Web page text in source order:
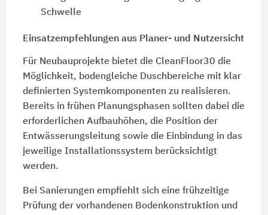
Schwelle
Einsatzempfehlungen aus Planer- und Nutzersicht
Für Neubauprojekte bietet die CleanFloor30 die
Möglichkeit, bodengleiche Duschbereiche mit klar
definierten Systemkomponenten zu realisieren.
Bereits in frühen Planungsphasen sollten dabei die
erforderlichen Aufbauhöhen, die Position der
Entwässerungsleitung sowie die Einbindung in das
jeweilige Installationssystem berücksichtigt
werden.
Bei Sanierungen empfiehlt sich eine frühzeitige
Prüfung der vorhandenen Bodenkonstruktion und